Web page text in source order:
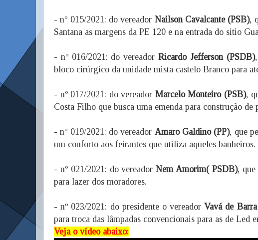
- nº 015/2021: do vereador Nailson Cavalcante (PSB),
Santana as margens da PE 120 e na entrada do sitio
- nº 016/2021: do vereador Ricardo Jefferson (PSDB)
bloco cirúrgico da unidade mista castelo Branco para
- nº 017/2021: do vereador Marcelo Monteiro (PSB),
Costa Filho que busca uma emenda para construção
- nº 019/2021: do vereador Amaro Galdino (PP), que
um conforto aos feirantes que utiliza aqueles banheiros.
- nº 021/2021: do vereadorNem Amorim( PSDB), que
para lazer dos moradores.
- nº 023/2021: do presidente o vereadorVavá de
para troca das lâmpadas convencionais para as de Led
Veja o vídeo abaixo: